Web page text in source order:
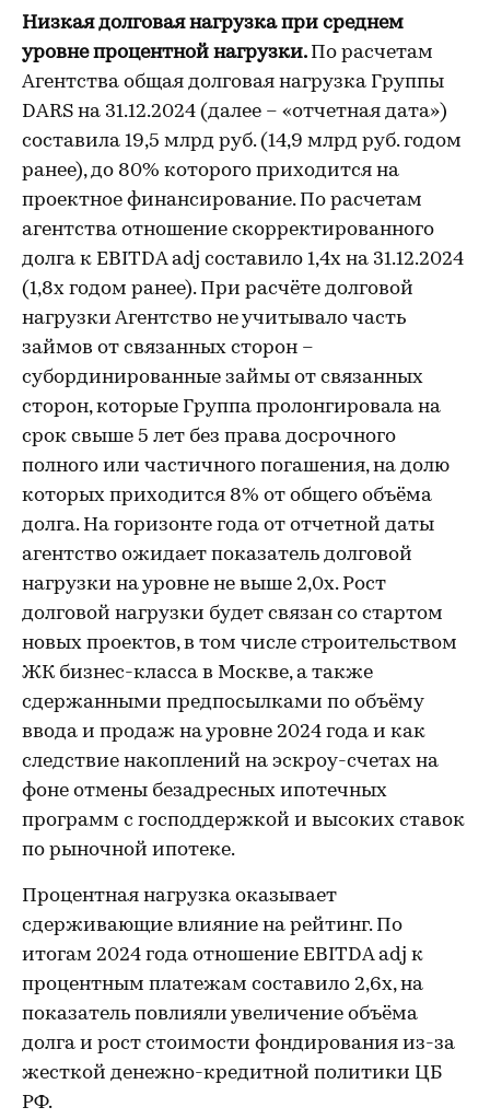
Низкая долговая нагрузка при среднем
уровне процентной нагрузки. По расчетам
Агентства общая долговая нагрузка Группы
DARS на 31.12.2024 (далее – «отчетная дата»)
составила 19,5 млрд руб. (14,9 млрд руб. годом
ранее), до 80% которого приходится на
проектное финансирование. По расчетам
агентства отношение скорректированного
долга к EBITDA adj составило 1,4х на 31.12.2024
(1,8х годом ранее). При расчёте долговой
нагрузки Агентство не учитывало часть
займов от связанных сторон –
субординированные займы от связанных
сторон, которые Группа пролонгировала на
срок свыше 5 лет без права досрочного
полного или частичного погашения, на долю
которых приходится 8% от общего объёма
долга. На горизонте года от отчетной даты
агентство ожидает показатель долговой
нагрузки на уровне не выше 2,0x. Рост
долговой нагрузки будет связан со стартом
новых проектов, в том числе строительством
ЖК бизнес-класса в Москве, а также
сдержанными предпосылками по объёму
ввода и продаж на уровне 2024 года и как
следствие накоплений на эскроу-счетах на
фоне отмены безадресных ипотечных
программ с господдержкой и высоких ставок
по рыночной ипотеке.
Процентная нагрузка оказывает
сдерживающие влияние на рейтинг. По
итогам 2024 года отношение EBITDA adj к
процентным платежам составило 2,6х, на
показатель повлияли увеличение объёма
долга и рост стоимости фондирования из-за
жесткой денежно-кредитной политики ЦБ
РФ.